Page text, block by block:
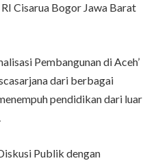
Cisarua Bogor Jawa Barat
Pembangunan di Aceh’
dari berbagai
pendidikan dari luar
Publik dengan